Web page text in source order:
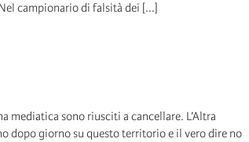
campionario di falsità dei [...]
mediatica sono riusciti a cancellare. L’Altra
dopo giorno su questo territorio e il vero dire no